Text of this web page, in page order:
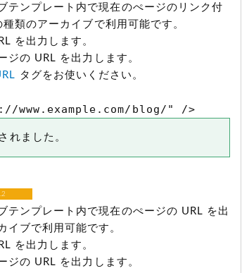
テンプレート内で現在のぺージのリンク付
類のアーカイブで利用可能です。
を出力します。
ジの URL を出力します。
タグをお使いください。
blog/" />
れました。
テンプレート内で現在のぺージの URL を出
イブで利用可能です。
を出力します。
ジの URL を出力します。